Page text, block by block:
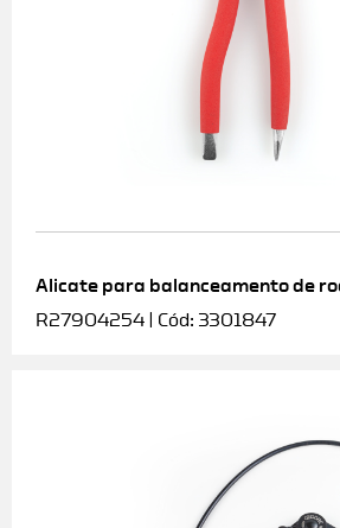
Alicate para balanceamento de
R27904254 | Cód: 3301847